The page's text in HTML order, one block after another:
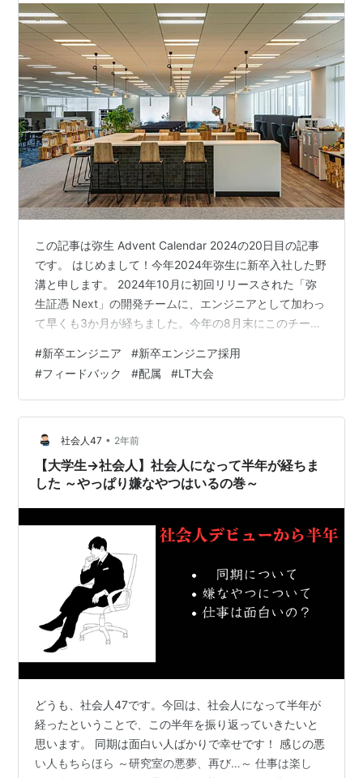
この記事は弥生 Advent Calendar 2024の20日目の記事
です。 はじめまして！今年2024年弥生に新卒入社した野
溝と申します。 2024年10月に初回リリースされた「弥
生証憑 Next」の開発チームに、エンジニアとして加わっ
て早くも3か月が経ちました。今年の8月末にこのチーム
ます。本日はそんな私が配属1ヵ月のタイミングで社内向
けに発表した「新卒エンジニアは配属後1ヵ月間でどのよ
うなフィードバックを受け、それをどのように改善して
いくのか」をリライトして、お届けします！ この内容は
配属されてから約1ヵ月後に社内で行われた部門でのLT…
#新卒エンジニア #新卒エンジニア採用
#フィードバック #配属 #LT大会
社会人47 • 2年前
【大学生→社会人】社会人になって半年が経ちま
した ～やっぱり嫌なやつはいるの巻～
どうも、社会人47です。今回は、社会人になって半年が
経ったということで、この半年を振り返っていきたいと
思います。 同期は面白い人ばかりで幸せです！ 感じの悪
い人もちらほら ～研究室の悪夢、再び…～ 仕事は楽し